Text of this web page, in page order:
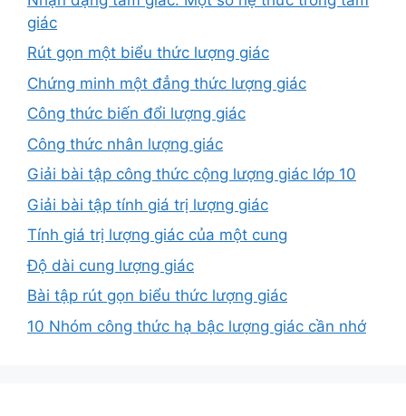
giác
Rút gọn một biểu thức lượng giác
Chứng minh một đẳng thức lượng giác
Công thức biến đổi lượng giác
Công thức nhân lượng giác
Giải bài tập công thức cộng lượng giác lớp 10
Giải bài tập tính giá trị lượng giác
Tính giá trị lượng giác của một cung
Độ dài cung lượng giác
Bài tập rút gọn biểu thức lượng giác
10 Nhóm công thức hạ bậc lượng giác cần nhớ